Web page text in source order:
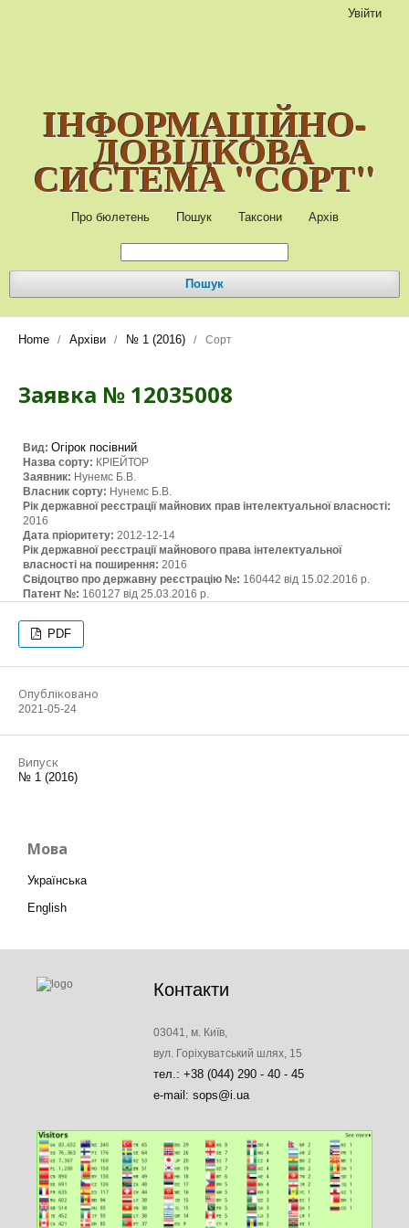
ІНФОРМАЦІЙНО-
ДОВІДКОВА
СИСТЕМА "СОРТ"
Про бюлетень Пошук Таксони Архів
Пошук
Увійти
Home / Архіви / № 1 (2016) / Сорт
Заявка № 12035008
Вид: Огірок посівний
Назва сорту: КРІЕЙТОР
Заявник: Нунемс Б.В.
Власник сорту: Нунемс Б.В.
Рік державної реєстрації майнових прав інтелектуальної власності:
2016
Дата пріоритету: 2012-12-14
Рік державної реєстрації майнового права інтелектуальної
власності на поширення: 2016
Свідоцтво про державну реєстрацію №: 160442 від 15.02.2016 р.
Патент №: 160127 від 25.03.2016 р.
PDF
Опубліковано
2021-05-24
Випуск
№ 1 (2016)
Мова
Українська
English
Контакти
03041, м. Київ,
вул. Горіхуватський шлях, 15
тел.: +38 (044) 290 - 40 - 45
e-mail: sops@i.ua